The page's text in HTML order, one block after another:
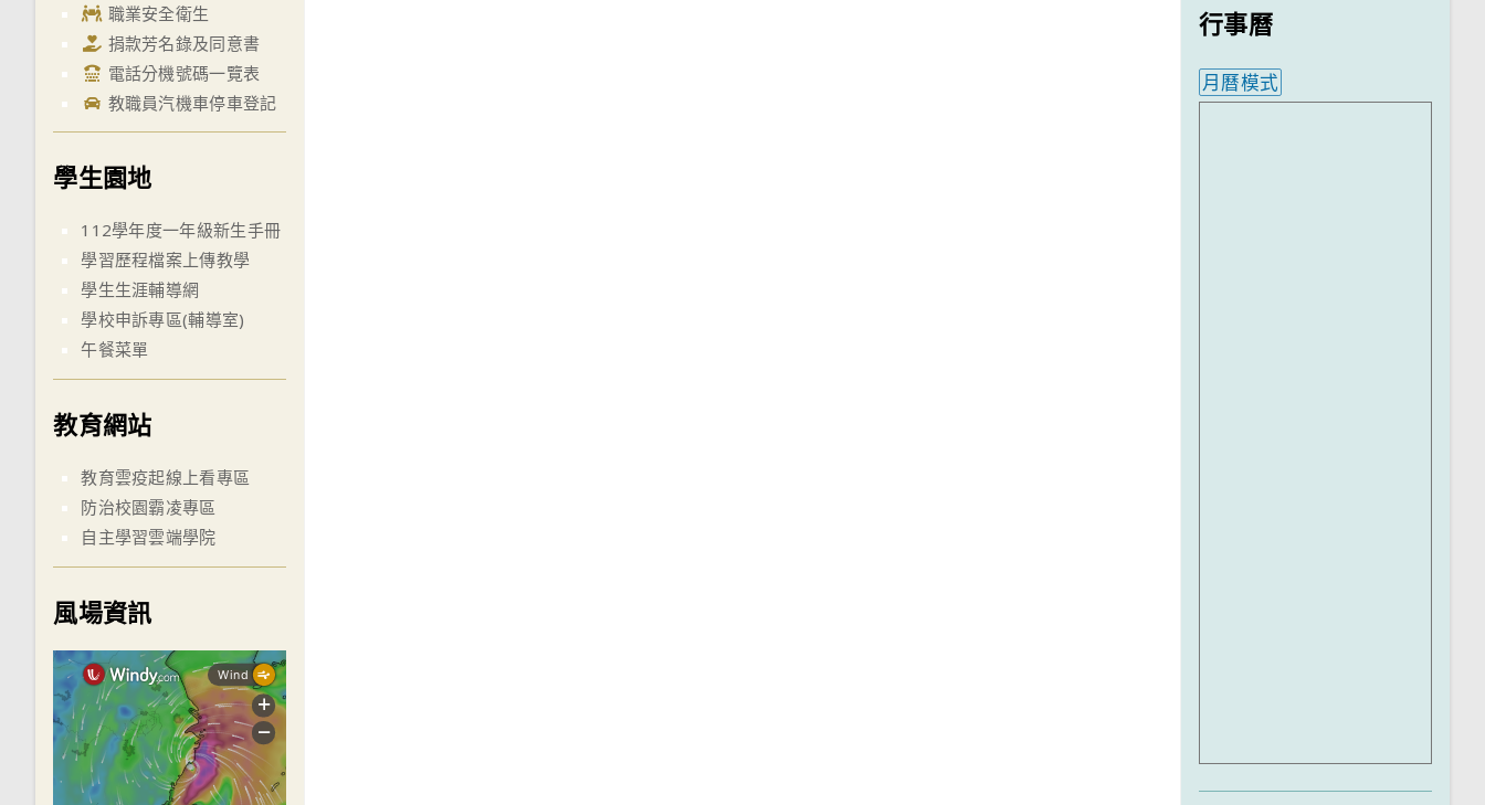
職業安全衛生
捐款芳名錄及同意書
電話分機號碼一覽表
教職員汽機車停車登記
學生園地
112學年度一年級新生手冊
學習歷程檔案上傳教學
學生生涯輔導網
學校申訴專區(輔導室)
午餐菜單
教育網站
教育雲疫起線上看專區
防治校園霸凌專區
自主學習雲端學院
風場資訊
行事曆
月曆模式